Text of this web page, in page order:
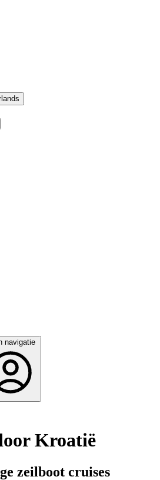
navigatie
Kroatië
zeilboot cruises